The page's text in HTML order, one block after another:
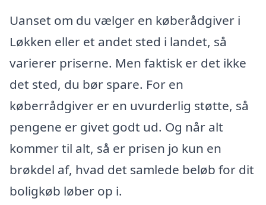
Uanset om du vælger en køberådgiver i
Løkken eller et andet sted i landet, så
varierer priserne. Men faktisk er det ikke
det sted, du bør spare. For en
køberrådgiver er en uvurderlig støtte, så
pengene er givet godt ud. Og når alt
kommer til alt, så er prisen jo kun en
brøkdel af, hvad det samlede beløb for dit
boligkøb løber op i.